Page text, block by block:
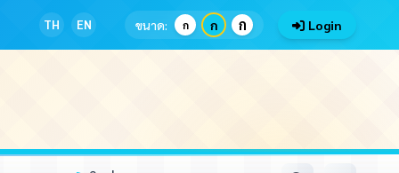
TH EN ขนาด: ก ก ก Login